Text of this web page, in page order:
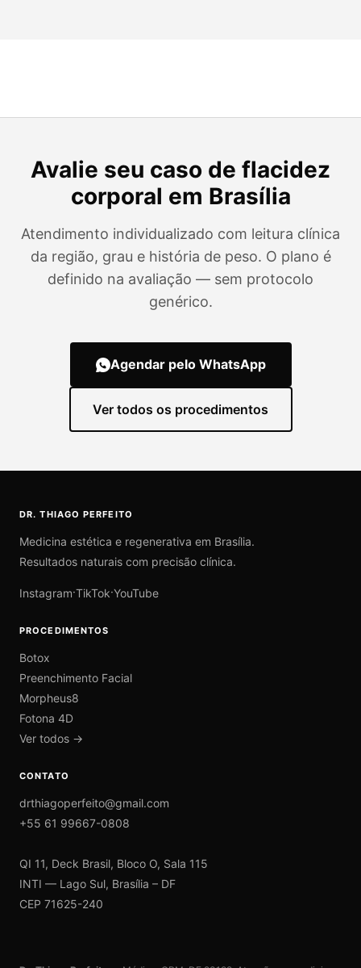
Avalie seu caso de flacidez
corporal em Brasília
Atendimento individualizado com leitura clínica
da região, grau e história de peso. O plano é
definido na avaliação — sem protocolo
genérico.
Agendar pelo WhatsApp
Ver todos os procedimentos
DR. THIAGO PERFEITO
Medicina estética e regenerativa em Brasília.
Resultados naturais com precisão clínica.
Instagram·TikTok·YouTube
PROCEDIMENTOS
Botox
Preenchimento Facial
Morpheus8
Fotona 4D
Ver todos →
CONTATO
drthiagoperfeito@gmail.com
+55 61 99667-0808
QI 11, Deck Brasil, Bloco O, Sala 115
INTI — Lago Sul, Brasília – DF
CEP 71625-240